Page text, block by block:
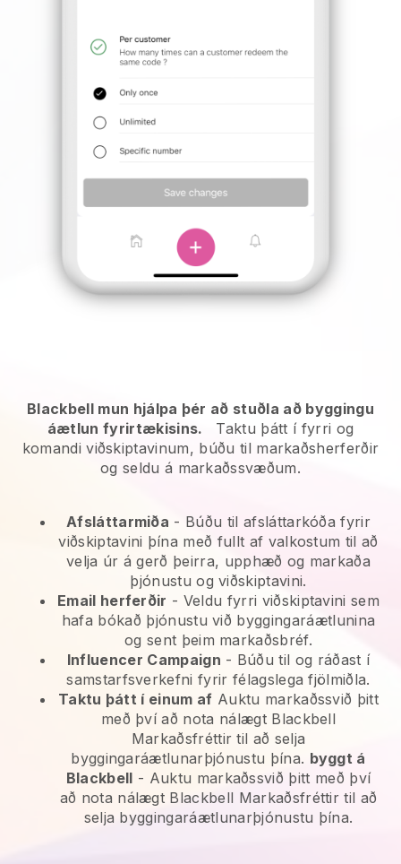
Blackbell mun hjálpa þér að stuðla að byggingu
áætlun fyrirtækisins.
Taktu þátt í fyrri og
komandi viðskiptavinum, búðu til markaðsherferðir
og seldu á markaðssvæðum.
Afsláttarmiða - Búðu til afsláttarkóða fyrir
viðskiptavini þína með fullt af valkostum til að
velja úr á gerð þeirra, upphæð og markaða
þjónustu og viðskiptavini.
Email herferðir - Veldu fyrri viðskiptavini sem
hafa bókað þjónustu við byggingaráætlunina
og sent þeim markaðsbréf.
Influencer Campaign - Búðu til og ráðast í
samstarfsverkefni fyrir félagslega fjölmiðla.
Taktu þátt í einum af Auktu markaðssvið þitt
með því að nota nálægt Blackbell
Markaðsfréttir til að selja
byggingaráætlunarþjónustu þína. byggt á
Blackbell - Auktu markaðssvið þitt með því
að nota nálægt Blackbell Markaðsfréttir til að
selja byggingaráætlunarþjónustu þína.